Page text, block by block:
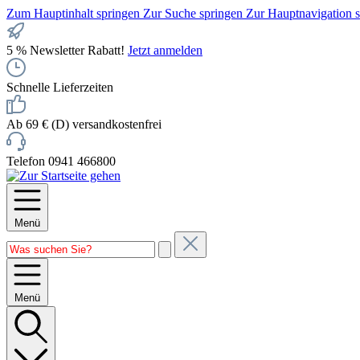
Zum Hauptinhalt springen Zur Suche springen Zur Hauptnavigation
5 % Newsletter Rabatt! Jetzt anmelden
Schnelle Lieferzeiten
Ab 69 € (D) versandkostenfrei
Telefon 0941 466800
Menü
Menü